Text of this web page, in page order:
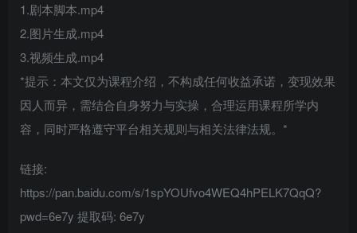
1.剧本脚本.mp4
2.图片生成.mp4
3.视频生成.mp4
*提示：本文仅为课程介绍，不构成任何收益承诺，变现效果
因人而异，需结合自身努力与实操，合理运用课程所学内
容，同时严格遵守平台相关规则与相关法律法规。*
链接:
https://pan.baidu.com/s/1spYOUfvo4WEQ4hPELK7QqQ?
pwd=6e7y 提取码: 6e7y